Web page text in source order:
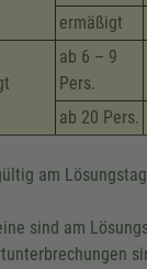
ermäßigt
ab 6 – 9
Pers.
ab 20 Pers.
am
sind am